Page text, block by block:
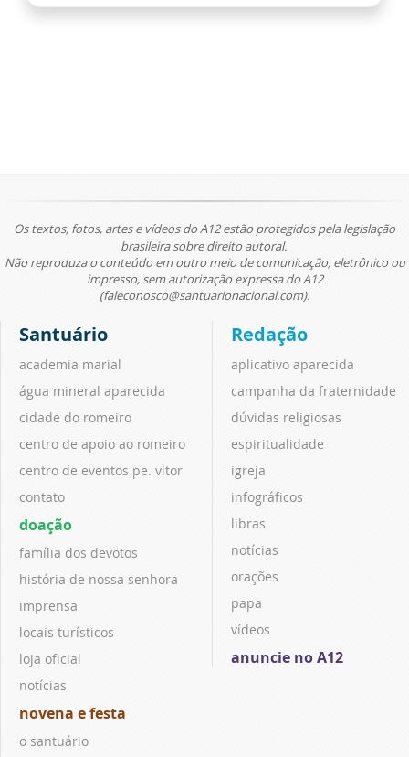
Os textos, fotos, artes e vídeos do A12 estão protegidos pela legislação
brasileira sobre direito autoral.
Não reproduza o conteúdo em outro meio de comunicação, eletrônico ou
impresso, sem autorização expressa do A12
(faleconosco@santuarionacional.com).
Santuário
academia marial
água mineral aparecida
cidade do romeiro
centro de apoio ao romeiro
centro de eventos pe. vitor
contato
doação
família dos devotos
história de nossa senhora
imprensa
locais turísticos
loja oficial
notícias
novena e festa
o santuário
Redação
aplicativo aparecida
campanha da fraternidade
dúvidas religiosas
espiritualidade
igreja
infográficos
libras
notícias
orações
papa
vídeos
anuncie no A12